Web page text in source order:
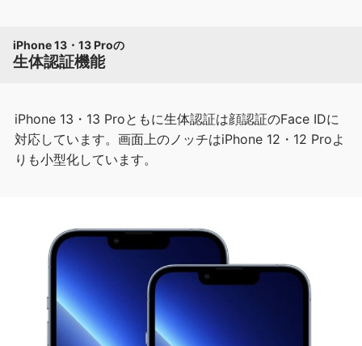
iPhone 13・13 Proの
生体認証機能
iPhone 13・13 Proともに生体認証は顔認証のFace IDに
対応しています。画面上のノッチはiPhone 12・12 Proよ
りも小型化しています。